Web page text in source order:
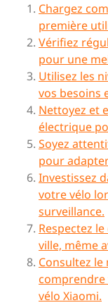
Chargez
première
Vérifiez
pour une
Utilisez les
vos besoins
Nettoyez et
électrique
Soyez
pour
Investissez
votre vélo
surveillance.
Respectez
ville, même
Consultez
vélo Xiaomi.